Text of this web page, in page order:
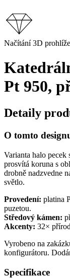
Načítání 3D
Pt 950,
Detaily
O tomto
Varianta halo pecek
prosvítá koruna s
drobně nadzvedne
světlo.
Provedení: platina
puzetou.
Středový kámen:
Akcenty: 32×
Vyrobeno na
konfigurátoru.
Specifikace